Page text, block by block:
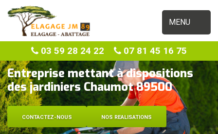
MENU
03 59 28 24 22 07 81 45 16 75
Entreprise mettant à dispositions
des jardiniers Chaumot 89500
CONTACTEZ-NOUS NOS REALISATIONS